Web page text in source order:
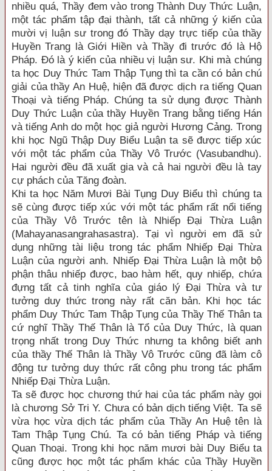
nhiều quá, Thầy đem vào trong Thành Duy Thức Luận,
một tác phẩm tập đại thành, tất cả những ý kiến của
mười vị luận sư trong đó Thầy dạy trực tiếp của thầy
Huyền Trang là Giới Hiền và Thầy đi trước đó là Hộ
Pháp. Đó là ý kiến của nhiều vị luận sư. Khi mà chúng
ta học Duy Thức Tam Thập Tụng thì ta cần có bản chú
giải của thầy An Huệ, hiện đã được dịch ra tiếng Quan
Thoại và tiếng Pháp. Chúng ta sử dụng được Thành
Duy Thức Luận của thầy Huyền Trang bằng tiếng Hán
và tiếng Anh do một học giả người Hương Cảng. Trong
khi học Ngũ Thập Duy Biểu Luận ta sẽ được tiếp xúc
với một tác phẩm của Thầy Vô Trước (Vasubandhu).
Hai người đều đã xuất gia và cả hai người đều là tay
cự phách của Tăng đoàn.
Khi ta học Năm Mươi Bài Tụng Duy Biểu thì chúng ta
sẽ cùng được tiếp xúc với một tác phẩm rất nổi tiếng
của Thầy Vô Trước tên là Nhiếp Đại Thừa Luận
(Mahayanasangrahasastra). Tại vì người em đã sử
dụng những tài liệu trong tác phẩm Nhiếp Đại Thừa
Luận của người anh. Nhiếp Đại Thừa Luận là một bộ
phận thâu nhiếp được, bao hàm hết, quy nhiếp, chứa
đựng tất cả tinh nghĩa của giáo lý Đại Thừa và tư
tưởng duy thức trong này rất căn bản. Khi học tác
phẩm Duy Thức Tam Thập Tụng của Thầy Thế Thân ta
cứ nghĩ Thầy Thế Thân là Tổ của Duy Thức, là quan
trọng nhất trong Duy Thức nhưng ta không biết anh
của thầy Thế Thân là Thầy Vô Trước cũng đã làm cô
động tư tưởng duy thức rất công phu trong tác phẩm
Nhiếp Đại Thừa Luận.
Ta sẽ được học chương thứ hai của tác phẩm này gọi
là chương Sở Tri Y. Chưa có bản dịch tiếng Việt. Ta sẽ
vừa học vừa dịch tác phẩm của Thầy An Huệ tên là
Tam Thập Tụng Chú. Ta có bản tiếng Pháp và tiếng
Quan Thoại. Trong khi học năm mươi bài Duy Biểu ta
cũng được học một tác phẩm khác của Thầy Huyền